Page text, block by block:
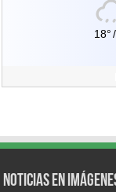
18°/
Noticias en